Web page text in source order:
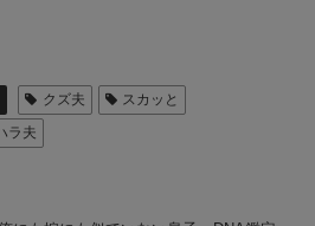
クズ夫
スカッと
ラ夫